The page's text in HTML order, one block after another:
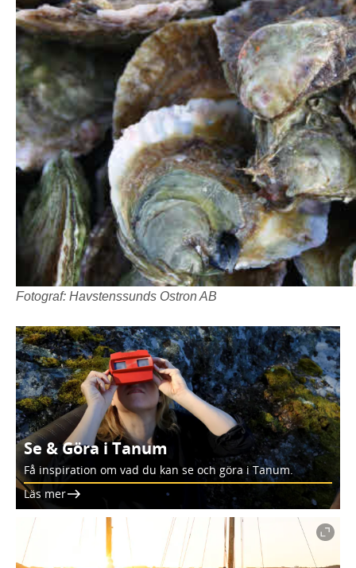
Fotograf: Havstenssunds Ostron AB
Se & Göra i Tanum
Få inspiration om vad du kan se och göra i Tanum.
Läs mer